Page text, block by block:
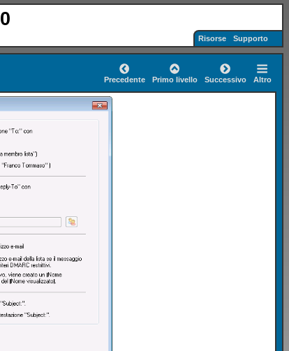
Risorse Supporto
Precedente Primo livello Successivo Altro